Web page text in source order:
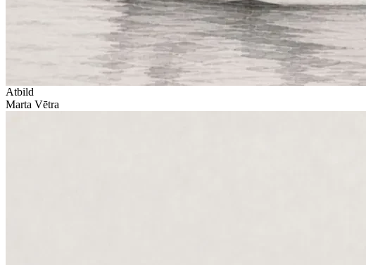
Atbild
Marta Vētra